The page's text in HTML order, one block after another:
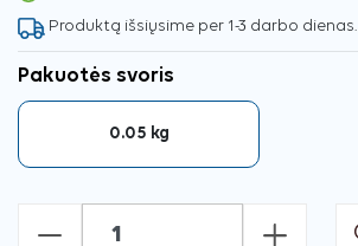
Produktą išsiųsime per 1-3 darbo dienas.
Pakuotės svoris
0.05 kg
- +